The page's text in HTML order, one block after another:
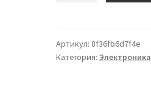
Alta
Tensión
Артикул: 8f36fb6d7f4e
Категория:Электроника